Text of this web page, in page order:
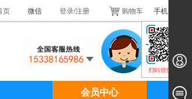
页 微信 登录/注册 购物车 手机同悦
会员中心